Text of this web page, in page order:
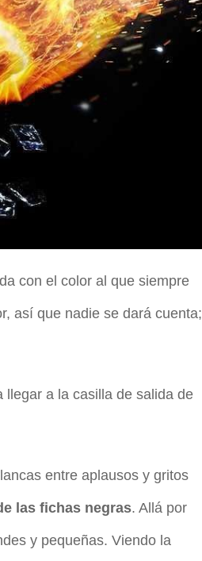
con el color al que siempre
así que nadie se dará cuenta;
llegar a la casilla de salida de
entre aplausos y gritos
las fichas negras. Allá por
y pequeñas. Viendo la